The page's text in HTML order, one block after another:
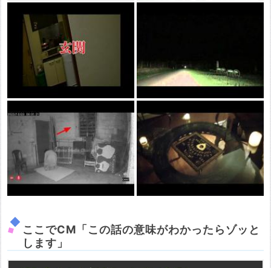
ここでCM「この話の意味がわかったらゾッと
します」